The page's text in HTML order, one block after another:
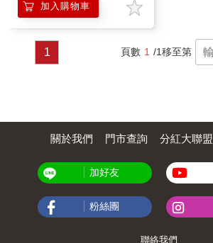
加入購物車
1 頁數 1 /1移至第
關於我們 門市查詢 分紅大聯盟
加好友
粉絲團
聯絡我們